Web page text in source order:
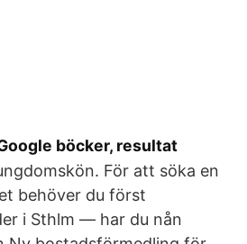
böcker, resultat
För att söka en
behöver du först
i Sthlm — har du nån